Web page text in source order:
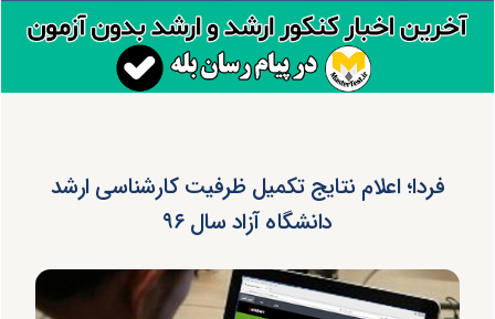
فردا؛ اعلام نتایج تکمیل ظرفیت کارشناسی ارشد
دانشگاه آزاد سال ۹۶